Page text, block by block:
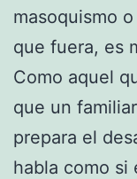
masoquismo
que fuera, es
Como aquel
que un
prepara el
habla como si